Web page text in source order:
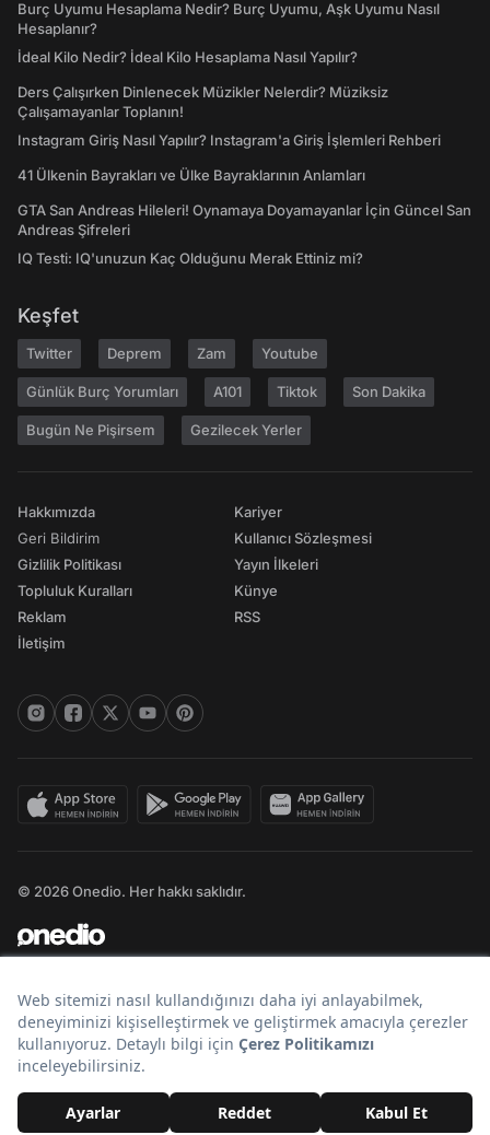
Burç Uyumu Hesaplama Nedir? Burç Uyumu, Aşk Uyumu Nasıl
Hesaplanır?
İdeal Kilo Nedir? İdeal Kilo Hesaplama Nasıl Yapılır?
Ders Çalışırken Dinlenecek Müzikler Nelerdir? Müziksiz
Çalışamayanlar Toplanın!
Instagram Giriş Nasıl Yapılır? Instagram'a Giriş İşlemleri Rehberi
41 Ülkenin Bayrakları ve Ülke Bayraklarının Anlamları
GTA San Andreas Hileleri! Oynamaya Doyamayanlar İçin Güncel San
Andreas Şifreleri
IQ Testi: IQ'unuzun Kaç Olduğunu Merak Ettiniz mi?
Keşfet
Twitter Deprem Zam Youtube
Günlük Burç Yorumları A101 Tiktok Son Dakika
Bugün Ne Pişirsem Gezilecek Yerler
Hakkımızda
Geri Bildirim
Gizlilik Politikası
Topluluk Kuralları
Reklam
İletişim
Kariyer
Kullanıcı Sözleşmesi
Yayın İlkeleri
Künye
RSS
© 2026 Onedio. Her hakkı saklıdır.
Bir markasıdır.